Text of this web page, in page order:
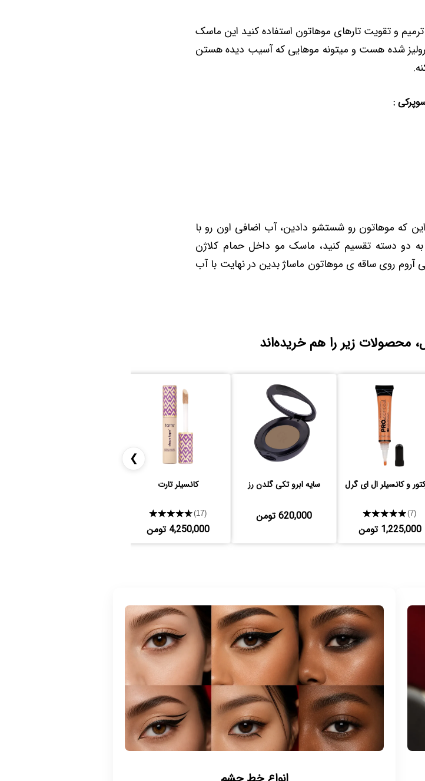
و تقویت تارهای موهاتون استفاده کنید این ماسک
شده هست و میتونه موهایی که آسیب دیده هستن
:
که موهاتون رو شستشو دادین، آب اضافی اون رو با
دو دسته تقسیم کنید، ماسک مو داخل حمام کلاژن
روی ساقه ی موهاتون ماساژ بدین در نهایت با آب
محصولات زیر را هم خریده‌اند
و کانسیلر ال ای گرل
★★★★★(7)
1,225,000 تومن
سایه ابرو تکی گلدن رز
620,000 تومن
کانسیلر تارت
★★★★★(17)
4,250,000 تومن
❯